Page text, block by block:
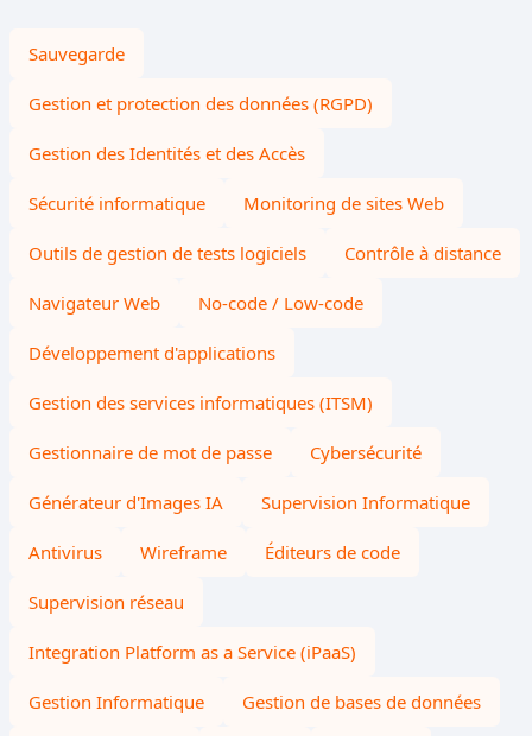
Sauvegarde
Gestion et protection des données (RGPD)
Gestion des Identités et des Accès
Sécurité informatique Monitoring de sites Web
Outils de gestion de tests logiciels Contrôle à distance
Navigateur Web No-code / Low-code
Développement d'applications
Gestion des services informatiques (ITSM)
Gestionnaire de mot de passe Cybersécurité
Générateur d'Images IA Supervision Informatique
Antivirus Wireframe Éditeurs de code
Supervision réseau
Integration Platform as a Service (iPaaS)
Gestion Informatique Gestion de bases de données